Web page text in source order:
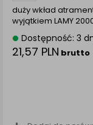
duży wkład
wyjątkiem LAMY
Dostępność: 3
21,57 PLN brutto